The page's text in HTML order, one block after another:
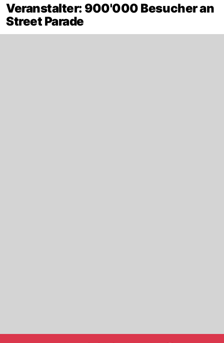
Veranstalter: 900'000 Besucher an
Street Parade